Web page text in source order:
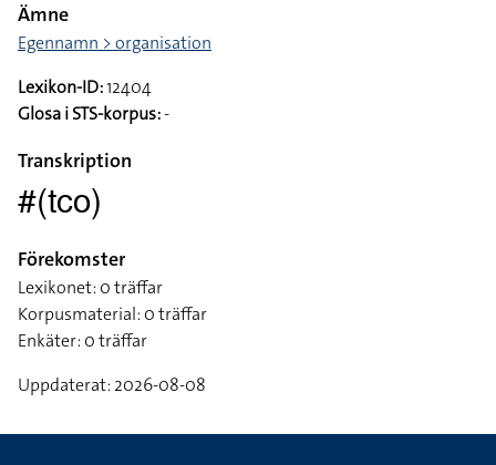
Ämne
Egennamn > organisation
Lexikon-ID:12404
Glosa i STS-korpus:-
Transkription
#(tco)
Förekomster
Lexikonet: 0 träffar
Korpusmaterial: 0 träffar
Enkäter: 0 träffar
Uppdaterat: 2026-08-08